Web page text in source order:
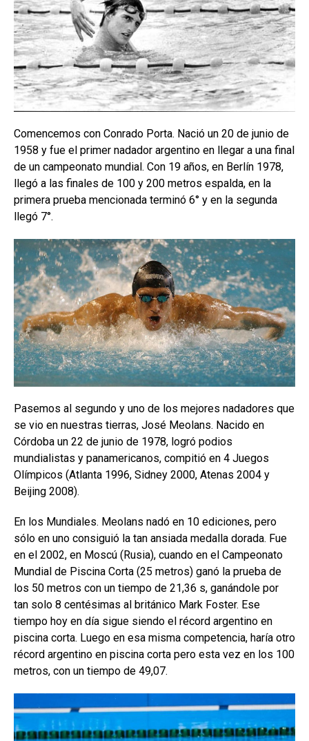
Comencemos con Conrado Porta. Nació un 20 de junio de
1958 y fue el primer nadador argentino en llegar a una final
de un campeonato mundial. Con 19 años, en Berlín 1978,
llegó a las finales de 100 y 200 metros espalda, en la
primera prueba mencionada terminó 6° y en la segunda
llegó 7°.
Pasemos al segundo y uno de los mejores nadadores que
se vio en nuestras tierras, José Meolans. Nacido en
Córdoba un 22 de junio de 1978, logró podios
mundialistas y panamericanos, compitió en 4 Juegos
Olímpicos (Atlanta 1996, Sidney 2000, Atenas 2004 y
Beijing 2008).
En los Mundiales. Meolans nadó en 10 ediciones, pero
sólo en uno consiguió la tan ansiada medalla dorada. Fue
en el 2002, en Moscú (Rusia), cuando en el Campeonato
Mundial de Piscina Corta (25 metros) ganó la prueba de
los 50 metros con un tiempo de 21,36 s, ganándole por
tan solo 8 centésimas al británico Mark Foster. Ese
tiempo hoy en día sigue siendo el récord argentino en
piscina corta. Luego en esa misma competencia, haría otro
récord argentino en piscina corta pero esta vez en los 100
metros, con un tiempo de 49,07.